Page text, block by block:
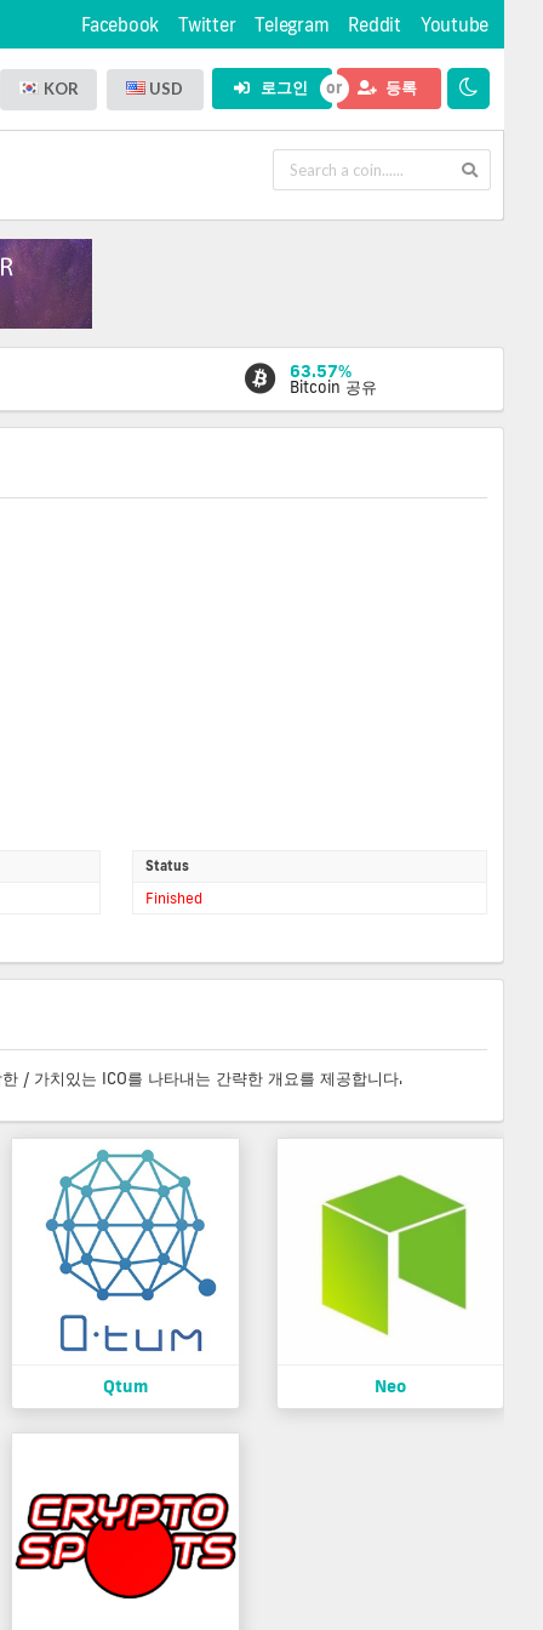
Facebook Twitter Telegram Reddit Youtube
KOR USD 로그인 등록
63.57%
Bitcoin 공유
Status
Finished
/ 가치있는 ICO를 나타내는 간략한 개요를 제공합니다.
Qtum Neo